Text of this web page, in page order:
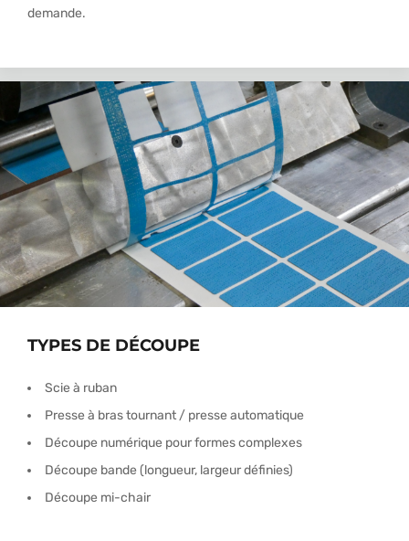
demande.
TYPES DE DÉCOUPE
Scie à ruban
Presse à bras tournant / presse automatique
Découpe numérique pour formes complexes
Découpe bande (longueur, largeur définies)
Découpe mi-chair